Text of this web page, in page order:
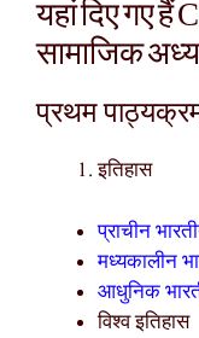
यहां दिए गए हैं
सामाजिक
प्रथम
इतिहास
प्राचीन
मध्यकालीन
आधुनिक
विश्व इतिहास